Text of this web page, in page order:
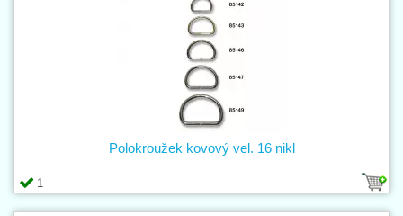
1
Polokroužek kovový vel. 16 nikl